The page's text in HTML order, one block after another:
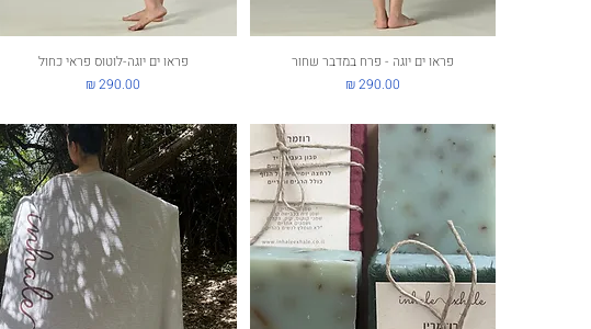
תצוגה מהירה
פראו ים יוגה - פרח במדבר שחור
מחיר
תצוגה מהירה
פראו ים יוגה-לוטוס פראי כחול
מחיר